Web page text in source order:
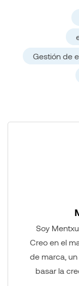
Gestión de
Soy
Creo en el
de marca,
basar la